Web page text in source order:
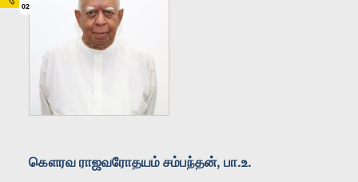
02
கௌரவ ராஜவரோதயம் சம்பந்தன், பா.உ.